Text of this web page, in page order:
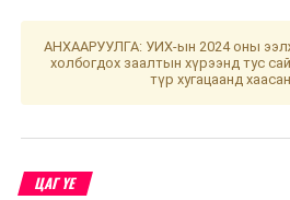
АНХААРУУЛГА: УИХ-ын 2024 оны
холбогдох заалтын хүрээнд тус
түр хугацаанд
ЦАГ ҮЕ